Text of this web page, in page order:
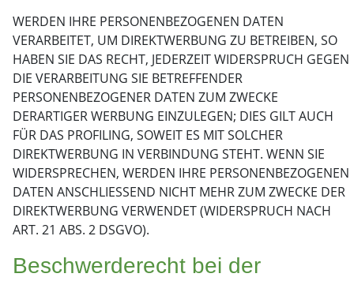
WERDEN IHRE PERSONENBEZOGENEN DATEN
VERARBEITET, UM DIREKTWERBUNG ZU BETREIBEN, SO
HABEN SIE DAS RECHT, JEDERZEIT WIDERSPRUCH GEGEN
DIE VERARBEITUNG SIE BETREFFENDER
PERSONENBEZOGENER DATEN ZUM ZWECKE
DERARTIGER WERBUNG EINZULEGEN; DIES GILT AUCH
FÜR DAS PROFILING, SOWEIT ES MIT SOLCHER
DIREKTWERBUNG IN VERBINDUNG STEHT. WENN SIE
WIDERSPRECHEN, WERDEN IHRE PERSONENBEZOGENEN
DATEN ANSCHLIESSEND NICHT MEHR ZUM ZWECKE DER
DIREKTWERBUNG VERWENDET (WIDERSPRUCH NACH
ART. 21 ABS. 2 DSGVO).
Beschwerde­recht bei der